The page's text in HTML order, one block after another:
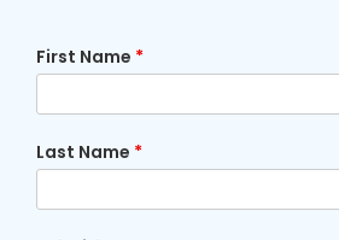
First Name *
Last Name *